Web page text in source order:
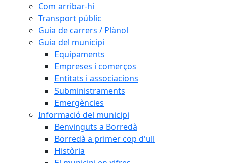
Com arribar-hi
Transport públic
Guia de carrers / Plànol
Guia del municipi
Equipaments
Empreses i comerços
Entitats i associacions
Subministraments
Emergències
Informació del municipi
Benvinguts a Borredà
Borredà a primer cop d'ull
Història